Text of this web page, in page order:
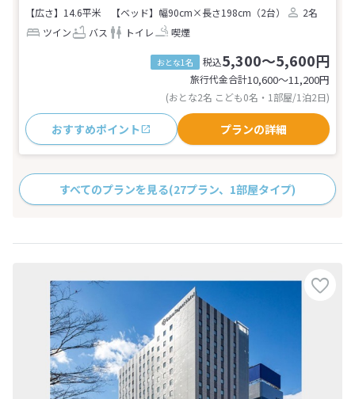
【広さ】14.6平米
【ベッド】幅90cm×長さ198cm（2台）
2名
ツイン
バス トイレ 喫煙
おとな1名 税込5,300～5,600円
旅行代金合計10,600〜11,200円
(おとな2名 こども0名・1部屋/1泊2日)
おすすめポイント プランの詳細
すべてのプランを見る(27プラン、1部屋タイプ)